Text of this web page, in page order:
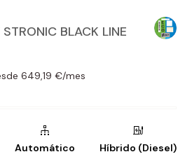
BLACK LINE
Desde 649,19 €/mes
Automático Híbrido (Diesel)